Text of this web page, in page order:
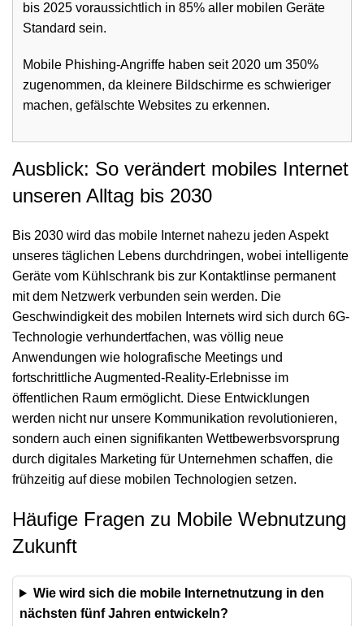
bis 2025 voraussichtlich in 85% aller mobilen Geräte
Standard sein.
Mobile Phishing-Angriffe haben seit 2020 um 350%
zugenommen, da kleinere Bildschirme es schwieriger
machen, gefälschte Websites zu erkennen.
Ausblick: So verändert mobiles Internet
unseren Alltag bis 2030
Bis 2030 wird das mobile Internet nahezu jeden Aspekt
unseres täglichen Lebens durchdringen, wobei intelligente
Geräte vom Kühlschrank bis zur Kontaktlinse permanent
mit dem Netzwerk verbunden sein werden. Die
Geschwindigkeit des mobilen Internets wird sich durch 6G-
Technologie verhundertfachen, was völlig neue
Anwendungen wie holografische Meetings und
fortschrittliche Augmented-Reality-Erlebnisse im
öffentlichen Raum ermöglicht. Diese Entwicklungen
werden nicht nur unsere Kommunikation revolutionieren,
sondern auch einen signifikanten Wettbewerbsvorsprung
durch digitales Marketing für Unternehmen schaffen, die
frühzeitig auf diese mobilen Technologien setzen.
Häufige Fragen zu Mobile Webnutzung
Zukunft
Wie wird sich die mobile Internetnutzung in den
nächsten fünf Jahren entwickeln?